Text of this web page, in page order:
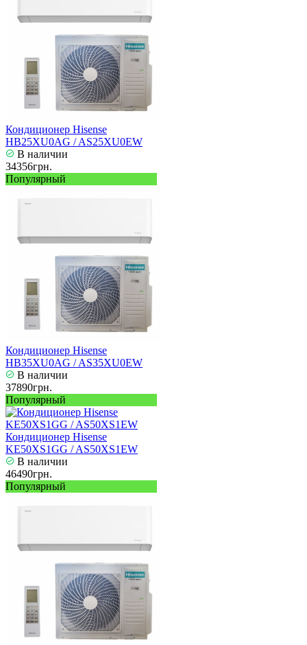
Кондиционер Hisense
HB25XU0AG / AS25XU0EW
В наличии
34356грн.
Популярный
Кондиционер Hisense
HB35XU0AG / AS35XU0EW
В наличии
37890грн.
Популярный
Кондиционер Hisense
KE50XS1GG / AS50XS1EW
В наличии
46490грн.
Популярный